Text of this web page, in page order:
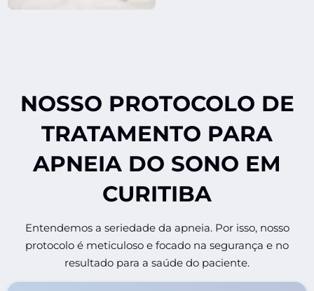
NOSSO PROTOCOLO DE
TRATAMENTO PARA
APNEIA DO SONO EM
CURITIBA
Entendemos a seriedade da apneia. Por isso, nosso
protocolo é meticuloso e focado na segurança e no
resultado para a saúde do paciente.